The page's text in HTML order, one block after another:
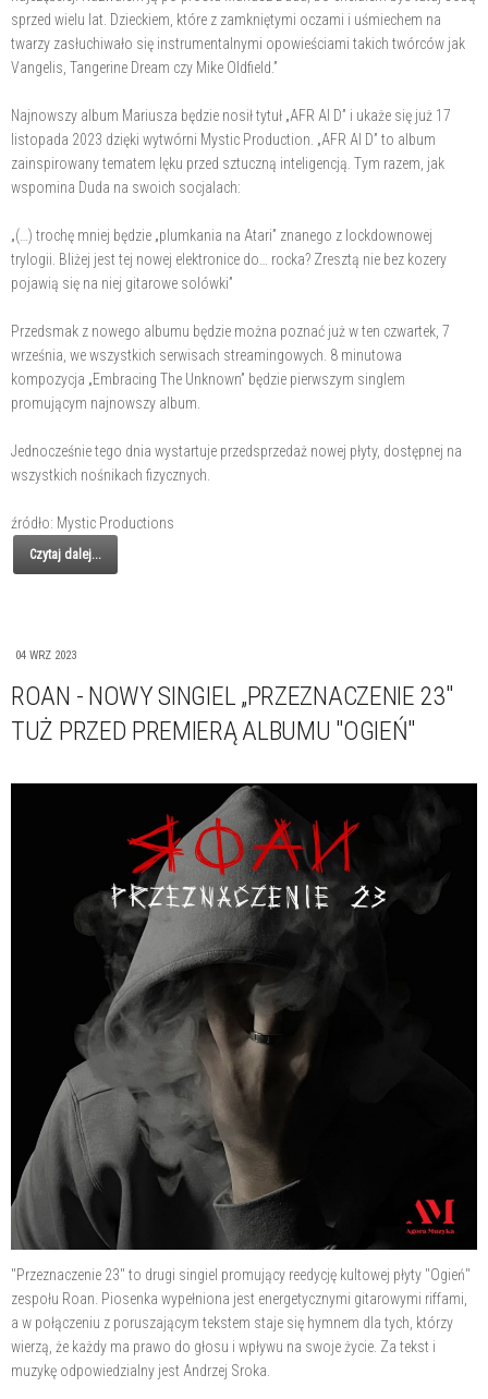
sprzed wielu lat. Dzieckiem, które z zamkniętymi oczami i uśmiechem na
twarzy zasłuchiwało się instrumentalnymi opowieściami takich twórców jak
Vangelis, Tangerine Dream czy Mike Oldfield.”
Najnowszy album Mariusza będzie nosił tytuł „AFR AI D” i ukaże się już 17
listopada 2023 dzięki wytwórni Mystic Production. „AFR AI D” to album
zainspirowany tematem lęku przed sztuczną inteligencją. Tym razem, jak
wspomina Duda na swoich socjalach:
„(…) trochę mniej będzie „plumkania na Atari” znanego z lockdownowej
trylogii. Bliżej jest tej nowej elektronice do… rocka? Zresztą nie bez kozery
pojawią się na niej gitarowe solówki”
Przedsmak z nowego albumu będzie można poznać już w ten czwartek, 7
września, we wszystkich serwisach streamingowych. 8 minutowa
kompozycja „Embracing The Unknown” będzie pierwszym singlem
promującym najnowszy album.
Jednocześnie tego dnia wystartuje przedsprzedaż nowej płyty, dostępnej na
wszystkich nośnikach fizycznych.
źródło: Mystic Productions
Czytaj dalej...
04 WRZ 2023
ROAN - NOWY SINGIEL „PRZEZNACZENIE 23"
TUŻ PRZED PREMIERĄ ALBUMU "OGIEŃ"
"Przeznaczenie 23" to drugi singiel promujący reedycję kultowej płyty "Ogień"
zespołu Roan. Piosenka wypełniona jest energetycznymi gitarowymi riffami,
a w połączeniu z poruszającym tekstem staje się hymnem dla tych, którzy
wierzą, że każdy ma prawo do głosu i wpływu na swoje życie. Za tekst i
muzykę odpowiedzialny jest Andrzej Sroka.